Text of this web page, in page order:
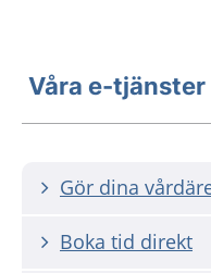
Våra e-tjänster
Gör dina
Boka tid direkt